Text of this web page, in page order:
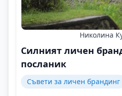
Николина
Силният личен
посланик
Съвети за личен брандинг